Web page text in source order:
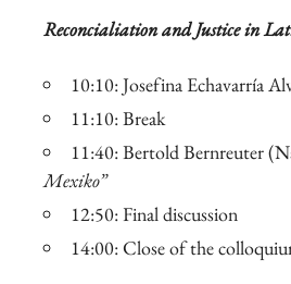
Reconcialiation and Justice in
10:10: Josefina Echavarría
11:10: Break
11:40: Bertold Bernreuter
Mexiko”
12:50: Final discussion
14:00: Close of the